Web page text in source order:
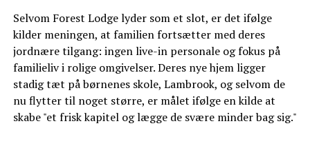
Selvom Forest Lodge lyder som et slot, er det ifølge
kilder meningen, at familien fortsætter med deres
jordnære tilgang: ingen live-in personale og fokus på
familieliv i rolige omgivelser. Deres nye hjem ligger
stadig tæt på børnenes skole, Lambrook, og selvom de
nu flytter til noget større, er målet ifølge en kilde at
skabe "et frisk kapitel og lægge de svære minder bag sig."